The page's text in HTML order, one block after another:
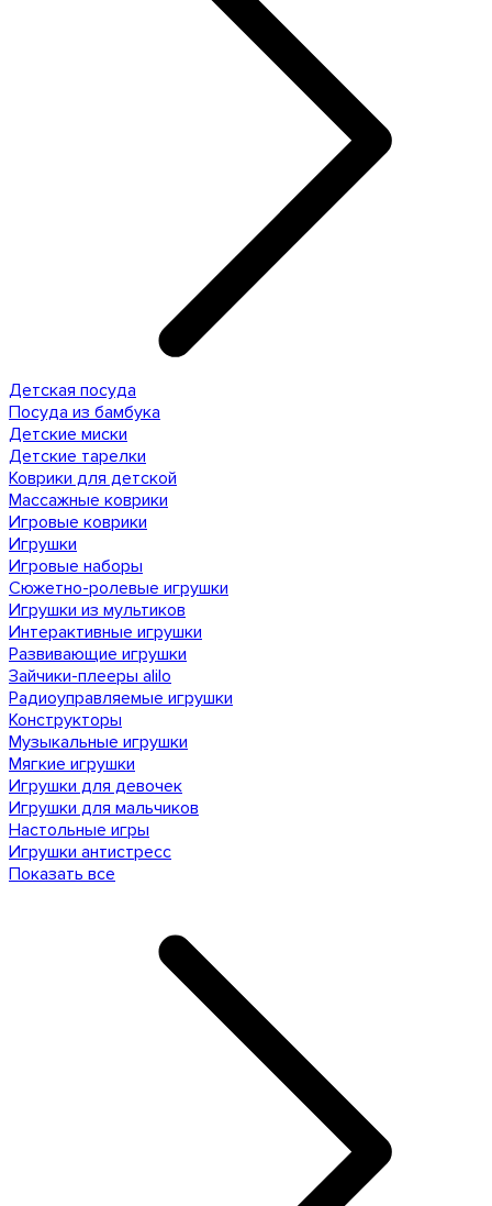
Детская посуда
Посуда из бамбука
Детские миски
Детские тарелки
Коврики для детской
Массажные коврики
Игровые коврики
Игрушки
Игровые наборы
Сюжетно-ролевые игрушки
Игрушки из мультиков
Интерактивные игрушки
Развивающие игрушки
Зайчики-плееры alilo
Радиоуправляемые игрушки
Конструкторы
Музыкальные игрушки
Мягкие игрушки
Игрушки для девочек
Игрушки для мальчиков
Настольные игры
Игрушки антистресс
Показать все